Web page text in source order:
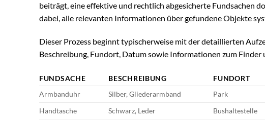
beiträgt, eine effektive und rechtlich abgesicherte Fundsachen
dabei, alle relevanten Informationen über gefundene Objekte
Dieser Prozess beginnt typischerweise mit der detaillierten
Beschreibung, Fundort, Datum sowie Informationen zum
FUNDSACHE BESCHREIBUNG FUNDORT
Armbanduhr
Silber, Gliederarmband Park
Handtasche
Schwarz, Leder Bushaltestelle